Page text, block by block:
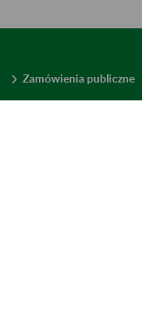
Zamówienia publiczne